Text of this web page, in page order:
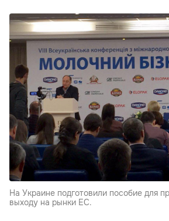
На Украине подготовили пособие для
выходу на рынки ЕС.